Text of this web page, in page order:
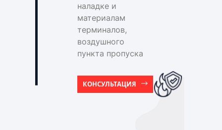
наладке и
материалам
терминалов,
воздушного
пункта пропуска
КОНСУЛЬТАЦИЯ